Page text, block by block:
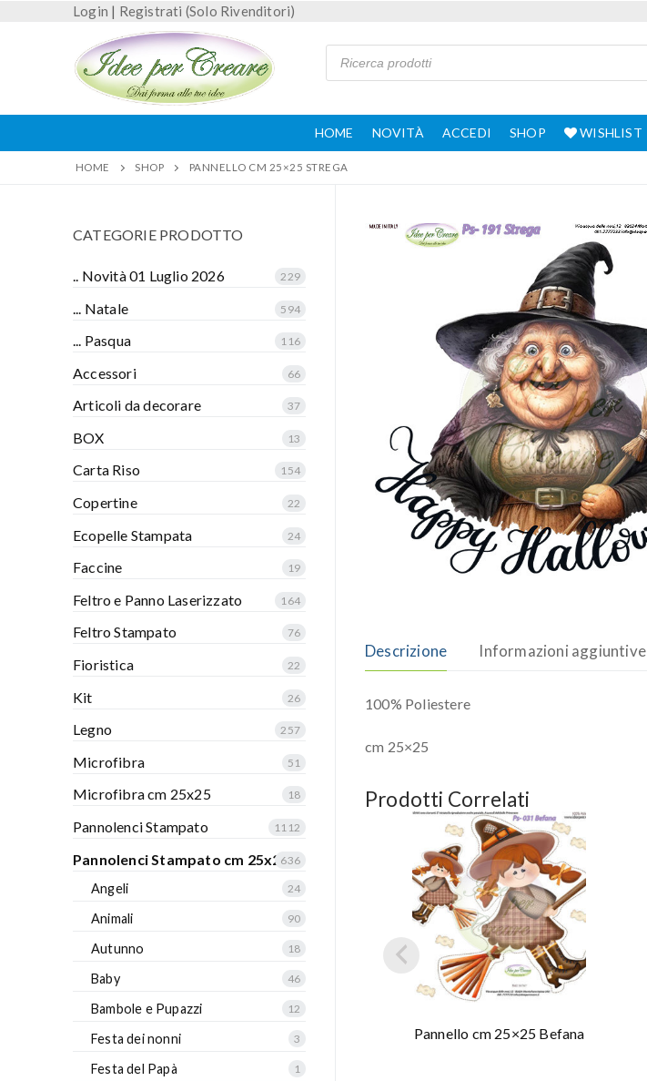
Login | Registrati (Solo Rivenditori)
HOME NOVITÀ ACCEDI SHOP WISHLIST
HOME SHOP PANNELLO CM 25×25 STREGA
Descrizione Informazioni aggiuntive
100% Poliestere
cm 25×25
Prodotti Correlati
Pannello cm 25×25 Befana
CATEGORIE PRODOTTO
.. Novità 01 Luglio 2026 229
... Natale 594
... Pasqua 116
Accessori 66
Articoli da decorare 37
BOX 13
Carta Riso 154
Copertine 22
Ecopelle Stampata 24
Faccine 19
Feltro e Panno Laserizzato 164
Feltro Stampato 76
Fioristica 22
Kit 26
Legno 257
Microfibra 51
Microfibra cm 25x25 18
Pannolenci Stampato 1112
Pannolenci Stampato cm 25x25636
Angeli 24
Animali 90
Autunno 18
Baby 46
Bambole e Pupazzi 12
Festa dei nonni 3
Festa del Papà 1